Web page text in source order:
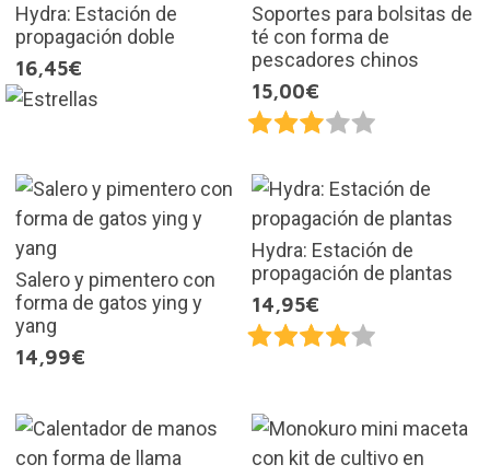
Hydra: Estación de
propagación doble
16,45€
Soportes para bolsitas de
té con forma de
pescadores chinos
15,00€
Salero y pimentero con
forma de gatos ying y
yang
14,99€
Hydra: Estación de
propagación de plantas
14,95€